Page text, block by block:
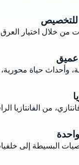
للتخصيص
اختيار العرق،
وأحداث حياة
من
البسيطة إلى